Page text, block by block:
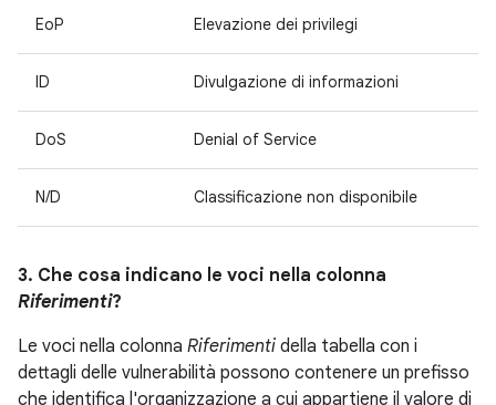
EoP Elevazione dei privilegi
ID Divulgazione di informazioni
DoS Denial of Service
N/D Classificazione non disponibile
3. Che cosa indicano le voci nella colonna
Riferimenti?
Le voci nella colonna Riferimenti della tabella con i
dettagli delle vulnerabilità possono contenere un prefisso
che identifica l'organizzazione a cui appartiene il valore di